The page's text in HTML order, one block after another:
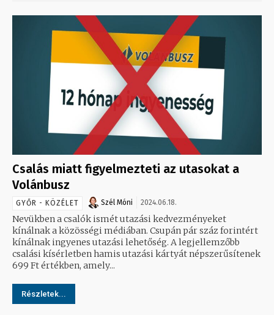
Csalás miatt figyelmezteti az utasokat a
Volánbusz
GYŐR - KÖZÉLET Szél Móni 2024.06.18.
Nevükben a csalók ismét utazási kedvezményeket
kínálnak a közösségi médiában. Csupán pár száz forintért
kínálnak ingyenes utazási lehetőség. A legjellemzőbb
csalási kísérletben hamis utazási kártyát népszerűsítenek
699 Ft értékben, amely...
Részletek...